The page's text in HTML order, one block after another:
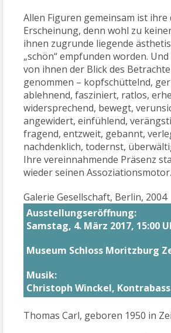
Allen Figuren gemeinsam ist ihre
Erscheinung, denn wohl zu
ihnen zugrunde liegende
„schön“ empfunden worden.
von ihnen der Blick des
genommen – kopfschüttelnd,
ablehnend, fasziniert, ratlos,
widersprechend, bewegt,
angewidert, einfühlend,
fragend, entzweit, gebannt,
nachdenklich, todernst,
Ihre vereinnahmende Präsenz
wieder seinen Assoziationsmotor.
Galerie Gesellschaft, Berlin, 2004
Ausstellungseröffnung:
Samstag, 4. März 2017, 15:00
Museum Schloss Moritzburg
Musik:
Christoph Winckel, Kontrabass
Thomas Carl, geboren 1950 in